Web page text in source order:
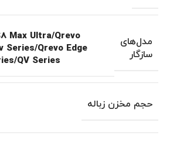
مدل‌های
سازگار
Max Ultra/Qrevo
Series/Qrevo Edge
QV Series
حجم مخزن زباله